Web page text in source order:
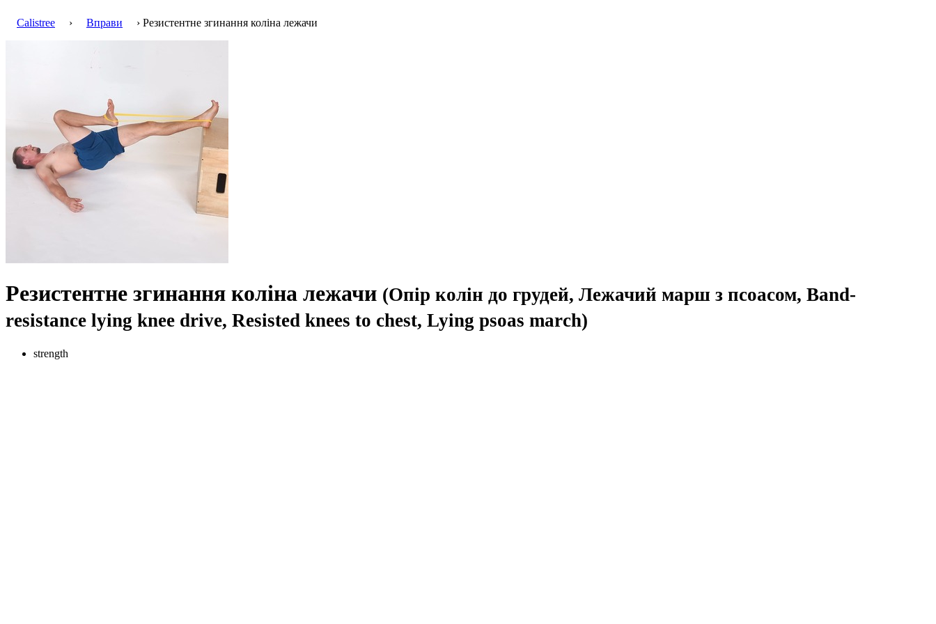
Calistree › Вправи › Резистентне згинання коліна лежачи
Резистентне згинання коліна лежачи (Опір колін до грудей, Лежачий марш з псоасом, Band-
resistance lying knee drive, Resisted knees to chest, Lying psoas march)
strength